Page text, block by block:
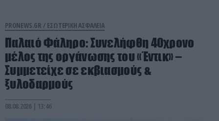
PRONEWS.GR / ΕΣΩΤΕΡΙΚΗ ΑΣΦΑΛΕΙΑ
Παλαιό Φάληρο: Συνελήφθη 40χρονο
μέλος της οργάνωσης του «Έντικ» –
Συμμετείχε σε εκβιασμούς &
ξυλοδαρμούς
08.08.2026 | 13:46